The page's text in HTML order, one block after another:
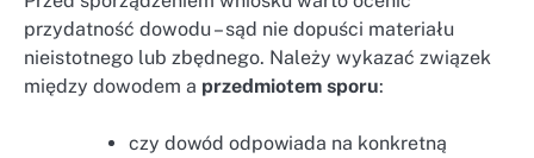
przydatność dowodu – sąd nie dopuści materiału
nieistotnego lub zbędnego. Należy wykazać związek
między dowodem a przedmiotem sporu:
czy dowód odpowiada na konkretną